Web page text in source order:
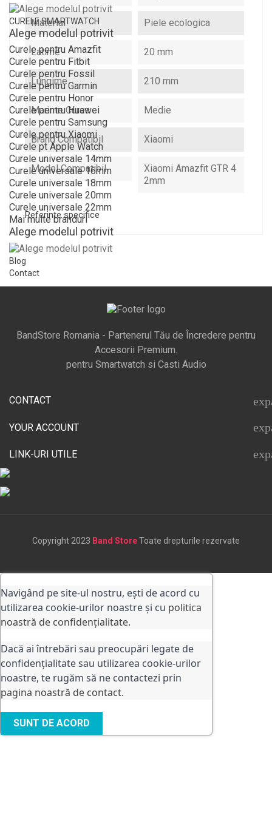
CURELE SMARTWATCH
Alege modelul potrivit
Curele pentru Amazfit
Curele pentru Fitbit
Curele pentru Fossil
Curele pentru Garmin
Curele pentru Honor
Curele pentru Huawei
Curele pentru Samsung
Curele pentru Xiaomi
Curele pt Apple Watch
Curele universale 14mm
Curele universale 16mm
Curele universale 18mm
Curele universale 20mm
Curele universale 22mm
Mai multe branduri
Alege modelul potrivit
Blog
Contact
Material Piele ecologica
Latime 20 mm
Lungime 210 mm
Marime Curea Medie
Brand Compatibil Xiaomi
Model Compatibil
Xiaomi Amazfit GTR 4
2mm
Referinte specifice
BandStore Romania - Partenerul Tău de Încredere pentru
Accesorii Premium.
pentru Smartwatch si Casti Audio
CONTACT
YOUR ACCOUNT
LINK-URI UTILE
Copyright 2023 Band StoreToate drepturile rezervate
Navigând pe site-ul nostru, ești de acord cu
utilizarea cookie-urilor noastre și cu politica
noastră de confidențialitate.
Dacă ai întrebări sau preocupări legate de
confidențialitate sau utilizarea cookie-urilor
noastre, te rugăm să ne contactezi prin
pagina noastră de contact.
SUNT DE ACORD